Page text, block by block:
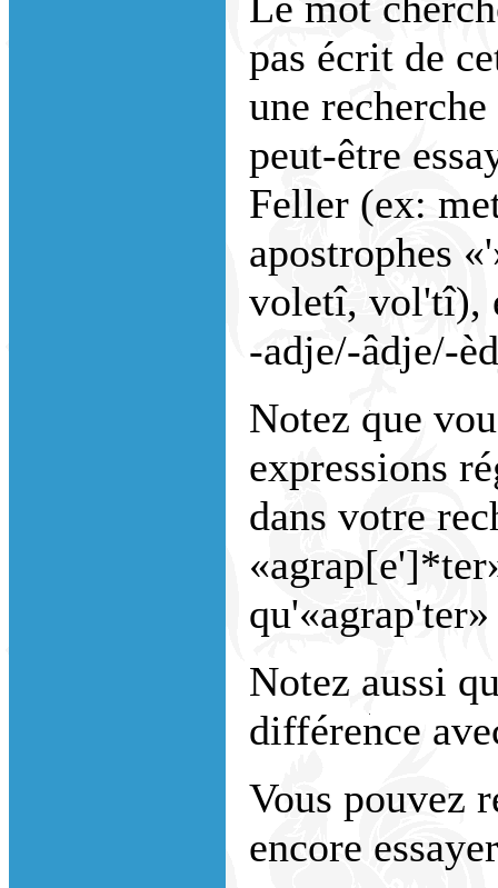
pas écrit de
une
peut-être
Feller (ex:
apostrophes
voletî, vol'tî),
-adje/-âdje/-
Notez que
expressions
dans votre
Notez aussi
différence
Vous pouvez
encore